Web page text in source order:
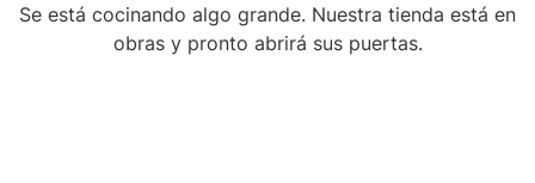
Se está cocinando algo grande. Nuestra tienda está en
obras y pronto abrirá sus puertas.